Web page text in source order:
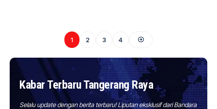
1 2 3 4
Kabar Terbaru Tangerang Raya
Selalu update dengan berita terbaru! Liputan eksklusif dari Bandara